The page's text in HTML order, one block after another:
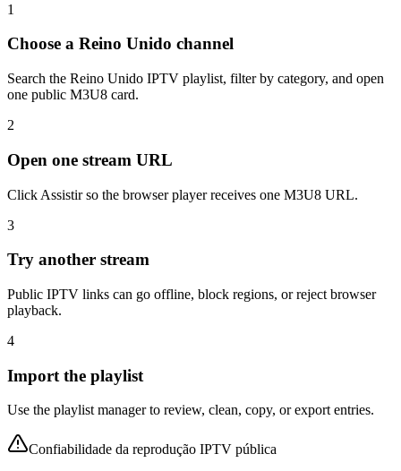
1
Choose a Reino Unido channel
Search the Reino Unido IPTV playlist, filter by category, and open
one public M3U8 card.
2
Open one stream URL
Click Assistir so the browser player receives one M3U8 URL.
3
Try another stream
Public IPTV links can go offline, block regions, or reject browser
playback.
4
Import the playlist
Use the playlist manager to review, clean, copy, or export entries.
Confiabilidade da reprodução IPTV pública